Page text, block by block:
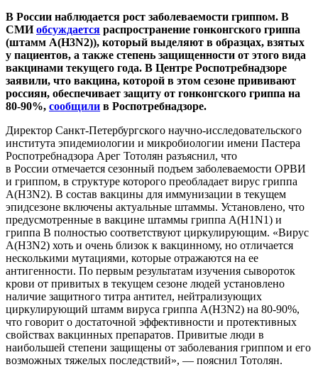
В России наблюдается рост заболеваемости гриппом. В
СМИобсуждается распространение гонконгского гриппа
(штамм A(H3N2)), который выделяют в образцах, взятых
у пациентов, а также степень защищенности от этого вида
вакцинами текущего года. В Центре Роспотребнадзоре
заявили, что вакцина, которой в этом сезоне прививают
россиян, обеспечивает защиту от гонконгского гриппа на
80-90%, сообщили в Роспотребнадзоре.
Директор Санкт-Петербургского научно-исследовательского
института эпидемиологии и микробиологии имени Пастера
Роспотребнадзора Арег Тотолян разъяснил, что
в России отмечается сезонный подъем заболеваемости ОРВИ
и гриппом, в структуре которого преобладает вирус гриппа
A(H3N2). В состав вакцины для иммунизации в текущем
эпидсезоне включены актуальные штаммы. Установлено, что
предусмотренные в вакцине штаммы гриппа А(H1N1) и
гриппа В полностью соответствуют циркулирующим. «Вирус
A(H3N2) хоть и очень близок к вакцинному, но отличается
несколькими мутациями, которые отражаются на ее
антигенности. По первым результатам изучения сывороток
крови от привитых в текущем сезоне людей установлено
наличие защитного титра антител, нейтрализующих
циркулирующий штамм вируса гриппа A(H3N2) на 80-90%,
что говорит о достаточной эффективности и протективных
свойствах вакцинных препаратов. Привитые люди в
наибольшей степени защищены от заболевания гриппом и его
возможных тяжелых последствий», — пояснил Тотолян.